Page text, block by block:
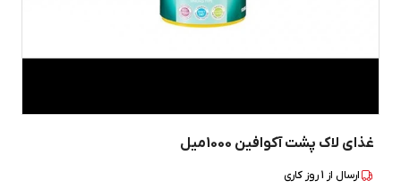
غذای لاک پشت آکوافین 1000میل
ارسال از 1روز کاری